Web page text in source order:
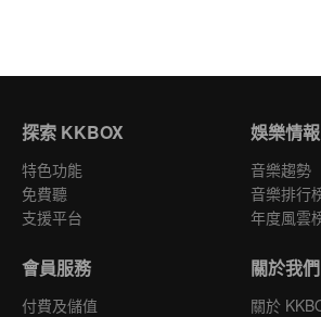
探索 KKBOX
特色功能
免費聽
支援平台
娛樂情報
音樂趨勢
音樂排行
年度風雲
會員服務
付費及儲值
關於我們
關於